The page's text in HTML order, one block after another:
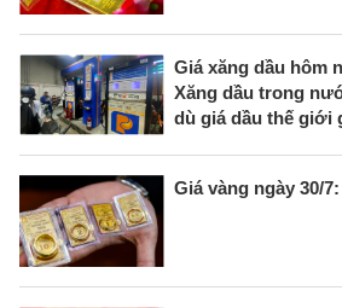
Giá xăng dầu hôm
Xăng dầu trong
dù giá dầu thế giới
Giá vàng ngày 30/